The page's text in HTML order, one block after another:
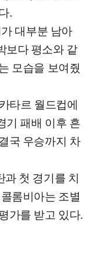
.
대부분 남아
보다 평소와 같
모습을 보여줬
타르 월드컵에
기 패배 이후 흔
국 우승까지 차
첫 경기를 치
롬비아는 조별
가를 받고 있다.